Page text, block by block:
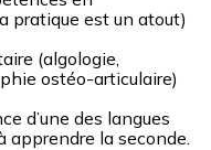
pratique est un atout)
(algologie,
ostéo-articulaire)
d’une des langues
la seconde.